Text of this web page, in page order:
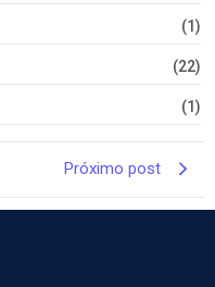
(1)
(22)
(1)
Próximo post